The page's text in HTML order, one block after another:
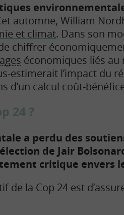
automne, William
et climat. Dans son
chiffrer
économiques liés
estimerait l’impact du
d’un calcul coût-
24 ?
a perdu des
de Jair
critique envers
de la Cop 24 est